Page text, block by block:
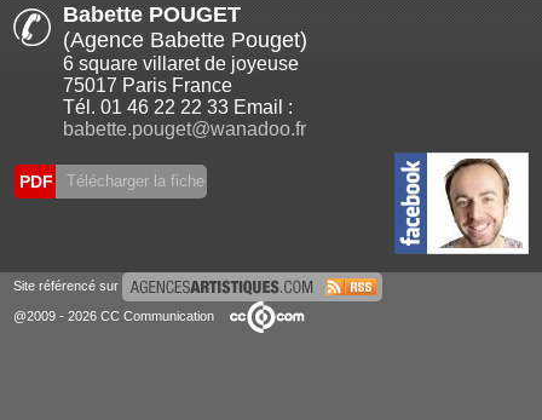
Babette POUGET
(Agence Babette Pouget)
6 square villaret de joyeuse
75017 Paris France
Tél. 01 46 22 22 33 Email :
babette.pouget@wanadoo.fr
PDF Télécharger la fiche
Site référencé sur
@2009 - 2026 CC Communication